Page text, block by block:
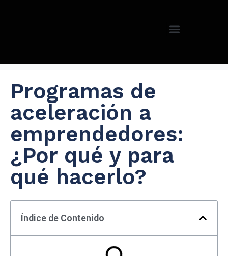
Programas de
aceleración a
emprendedores:
¿Por qué y para
qué hacerlo?
Índice de Contenido